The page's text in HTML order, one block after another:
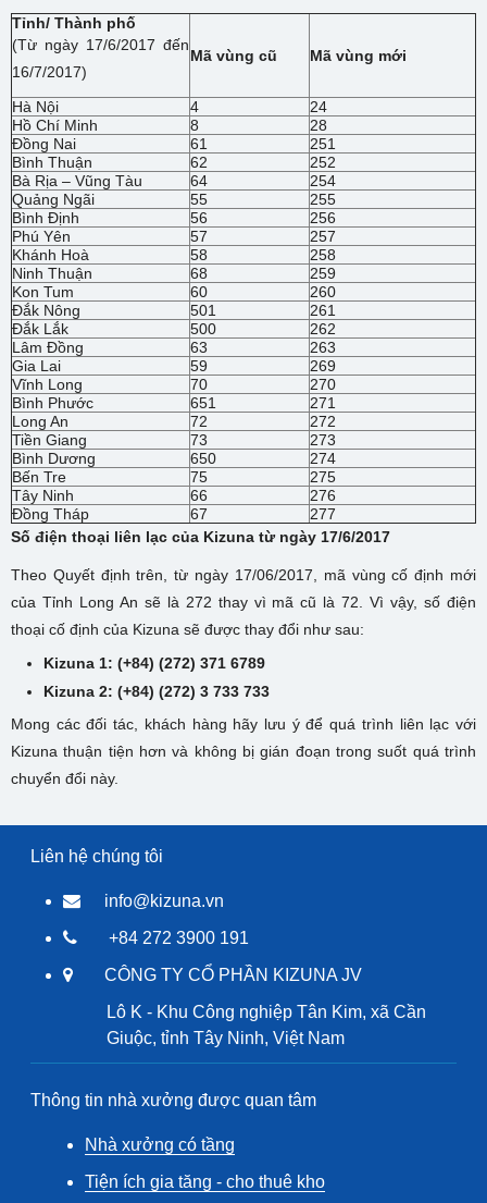
Tỉnh/ Thành phố
(Từ ngày 17/6/2017 đến
16/7/2017)
Mã vùng cũ Mã vùng mới
Hà Nội 4
24
Hồ Chí Minh
8
28
Đồng Nai
61
251
Bình Thuận
62
252
Bà Rịa – Vũng Tàu
64
254
Quảng Ngãi
55
255
Bình Định
56
256
Phú Yên
57
257
Khánh Hoà
58
258
Ninh Thuận
68
259
Kon Tum
60
260
Đắk Nông
501
261
Đắk Lắk
500
262
Lâm Đồng
63
263
Gia Lai
59
269
Vĩnh Long
70
270
Bình Phước
651
271
Long An
72
272
Tiền Giang
73
273
Bình Dương
650
274
Bến Tre
75
275
Tây Ninh
66
276
Đồng Tháp
67
277
Số điện thoại liên lạc của Kizuna từ ngày 17/6/2017
Theo Quyết định trên, từ ngày 17/06/2017, mã vùng cố định mới
của Tỉnh Long An sẽ là 272 thay vì mã cũ là 72. Vì vậy, số điện
thoại cố định của Kizuna sẽ được thay đổi như sau:
Kizuna 1: (+84) (272) 371 6789
Kizuna 2: (+84) (272) 3 733 733
Mong các đối tác, khách hàng hãy lưu ý để quá trình liên lạc với
Kizuna thuận tiện hơn và không bị gián đoạn trong suốt quá trình
chuyển đổi này.
Liên hệ chúng tôi
info@kizuna.vn
+84 272 3900 191
CÔNG TY CỔ PHẦN KIZUNA JV
Lô K - Khu Công nghiệp Tân Kim, xã Cần
Giuộc, tỉnh Tây Ninh, Việt Nam
Thông tin nhà xưởng được quan tâm
Nhà xưởng có tầng
Tiện ích gia tăng - cho thuê kho